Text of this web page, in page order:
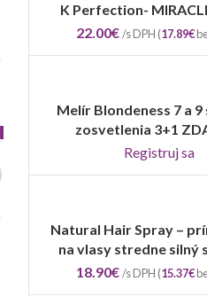
PRIDAŤ DO
K Perfection-
22.00€ /s DPH (17.89€
REGISTRUJ SA
Melír Blondeness 7 a
zosvetlenia 3+1
Registruj sa
PRIDAŤ DO
Natural Hair Spray –
na vlasy stredne silný
18.90€ /s DPH (15.37€